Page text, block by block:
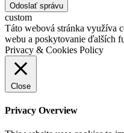
Odoslať správu
custom
Táto webová stránka využíva
webu a poskytovanie ďalších
Privacy & Cookies Policy
Close
Privacy Overview